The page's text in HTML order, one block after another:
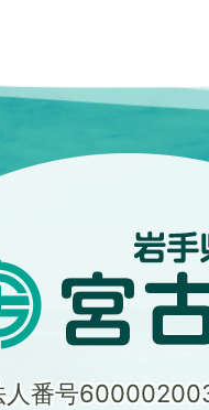
人番号